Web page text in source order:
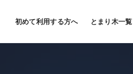
初めて利用する方へ とまり木一覧